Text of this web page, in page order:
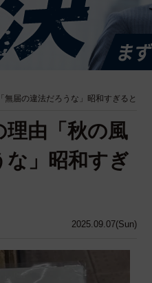
届の違法だろうな」昭和すぎると
2025.09.07(Sun)
由「秋の風
な」昭和すぎ